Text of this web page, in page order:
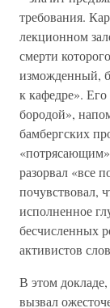
требования.
лекционном
смерти
изможденный,
к кафедре».
бородой»,
бамбергских
разорвал «все
почувствовал,
исполненное
бесчисленных
активистов
В этом
вызвал